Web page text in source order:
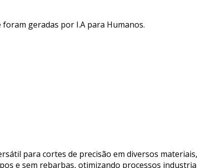
geradas por I.A para Humanos.
para cortes de precisão em diversos
e sem rebarbas, otimizando processos